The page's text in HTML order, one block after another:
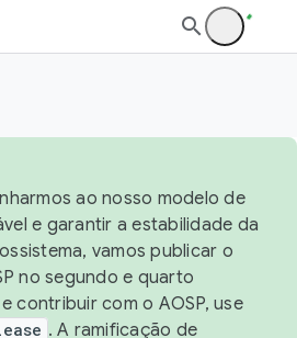
ao nosso modelo de
e garantir a estabilidade da
vamos publicar o
no segundo e quarto
contribuir com o AOSP, use
. A ramificação de